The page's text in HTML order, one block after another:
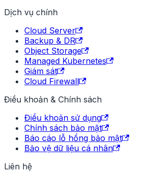
Dịch vụ chính
Cloud Server
Backup & DR
Object Storage
Managed Kubernetes
Giám sát
Cloud Firewall
Điều khoản & Chính sách
Điều khoản sử dụng
Chính sách bảo mật
Báo cáo lỗ hổng bảo mật
Bảo vệ dữ liệu cá nhân
Liên hệ